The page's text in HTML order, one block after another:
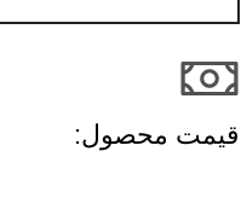
قیمت محصول:​